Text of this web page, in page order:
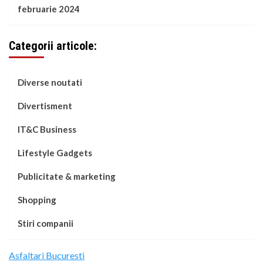
februarie 2024
Categorii articole:
Diverse noutati
Divertisment
IT&C Business
Lifestyle Gadgets
Publicitate & marketing
Shopping
Stiri companii
Asfaltari Bucuresti